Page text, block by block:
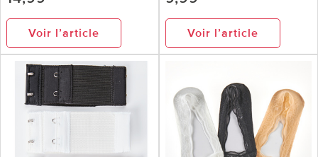
Voir l’article Voir l’article